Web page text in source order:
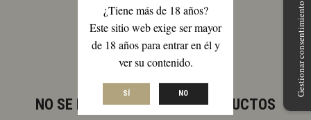
¿Tiene más de 18 años?
Este sitio web exige ser mayor
de 18 años para entrar en él y
ver su contenido.
SÍ NO
NO SE HAN ENCONTRADO PRODUCTOS
Gestionar consentimiento